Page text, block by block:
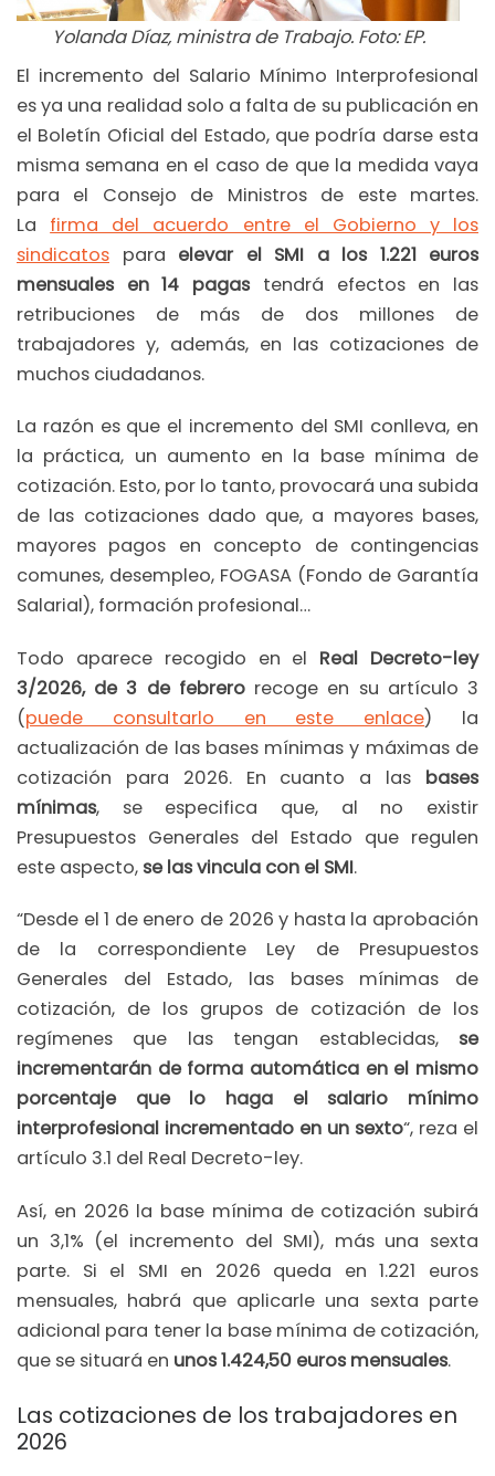
Yolanda Díaz, ministra de Trabajo. Foto: EP.
El incremento del Salario Mínimo Interprofesional
es ya una realidad solo a falta de su publicación en
el Boletín Oficial del Estado, que podría darse esta
misma semana en el caso de que la medida vaya
para el Consejo de Ministros de este martes.
La firma del acuerdo entre el Gobierno y los
sindicatos para elevar el SMI a los 1.221 euros
mensuales en 14 pagas tendrá efectos en las
retribuciones de más de dos millones de
trabajadores y, además, en las cotizaciones de
muchos ciudadanos.
La razón es que el incremento del SMI conlleva, en
la práctica, un aumento en la base mínima de
cotización. Esto, por lo tanto, provocará una subida
de las cotizaciones dado que, a mayores bases,
mayores pagos en concepto de contingencias
comunes, desempleo, FOGASA (Fondo de Garantía
Salarial), formación profesional…
Todo aparece recogido en el Real Decreto-ley
3/2026, de 3 de febrerorecoge en su artículo 3
(puede consultarlo en este enlace) la
actualización de las bases mínimas y máximas de
cotización para 2026. En cuanto a las bases
mínimas, se especifica que, al no existir
Presupuestos Generales del Estado que regulen
este aspecto, se las vincula con el SMI.
“Desde el 1 de enero de 2026 y hasta la aprobación
de la correspondiente Ley de Presupuestos
Generales del Estado, las bases mínimas de
cotización, de los grupos de cotización de los
regímenes que las tengan establecidas, se
incrementarán de forma automática en el mismo
porcentaje que lo haga el salario mínimo
interprofesional incrementado en un sexto“, reza el
artículo 3.1 del Real Decreto-ley.
Así, en 2026 la base mínima de cotización subirá
un 3,1% (el incremento del SMI), más una sexta
parte. Si el SMI en 2026 queda en 1.221 euros
mensuales, habrá que aplicarle una sexta parte
adicional para tener la base mínima de cotización,
que se situará en unos 1.424,50 euros mensuales.
Las cotizaciones de los trabajadores en
2026